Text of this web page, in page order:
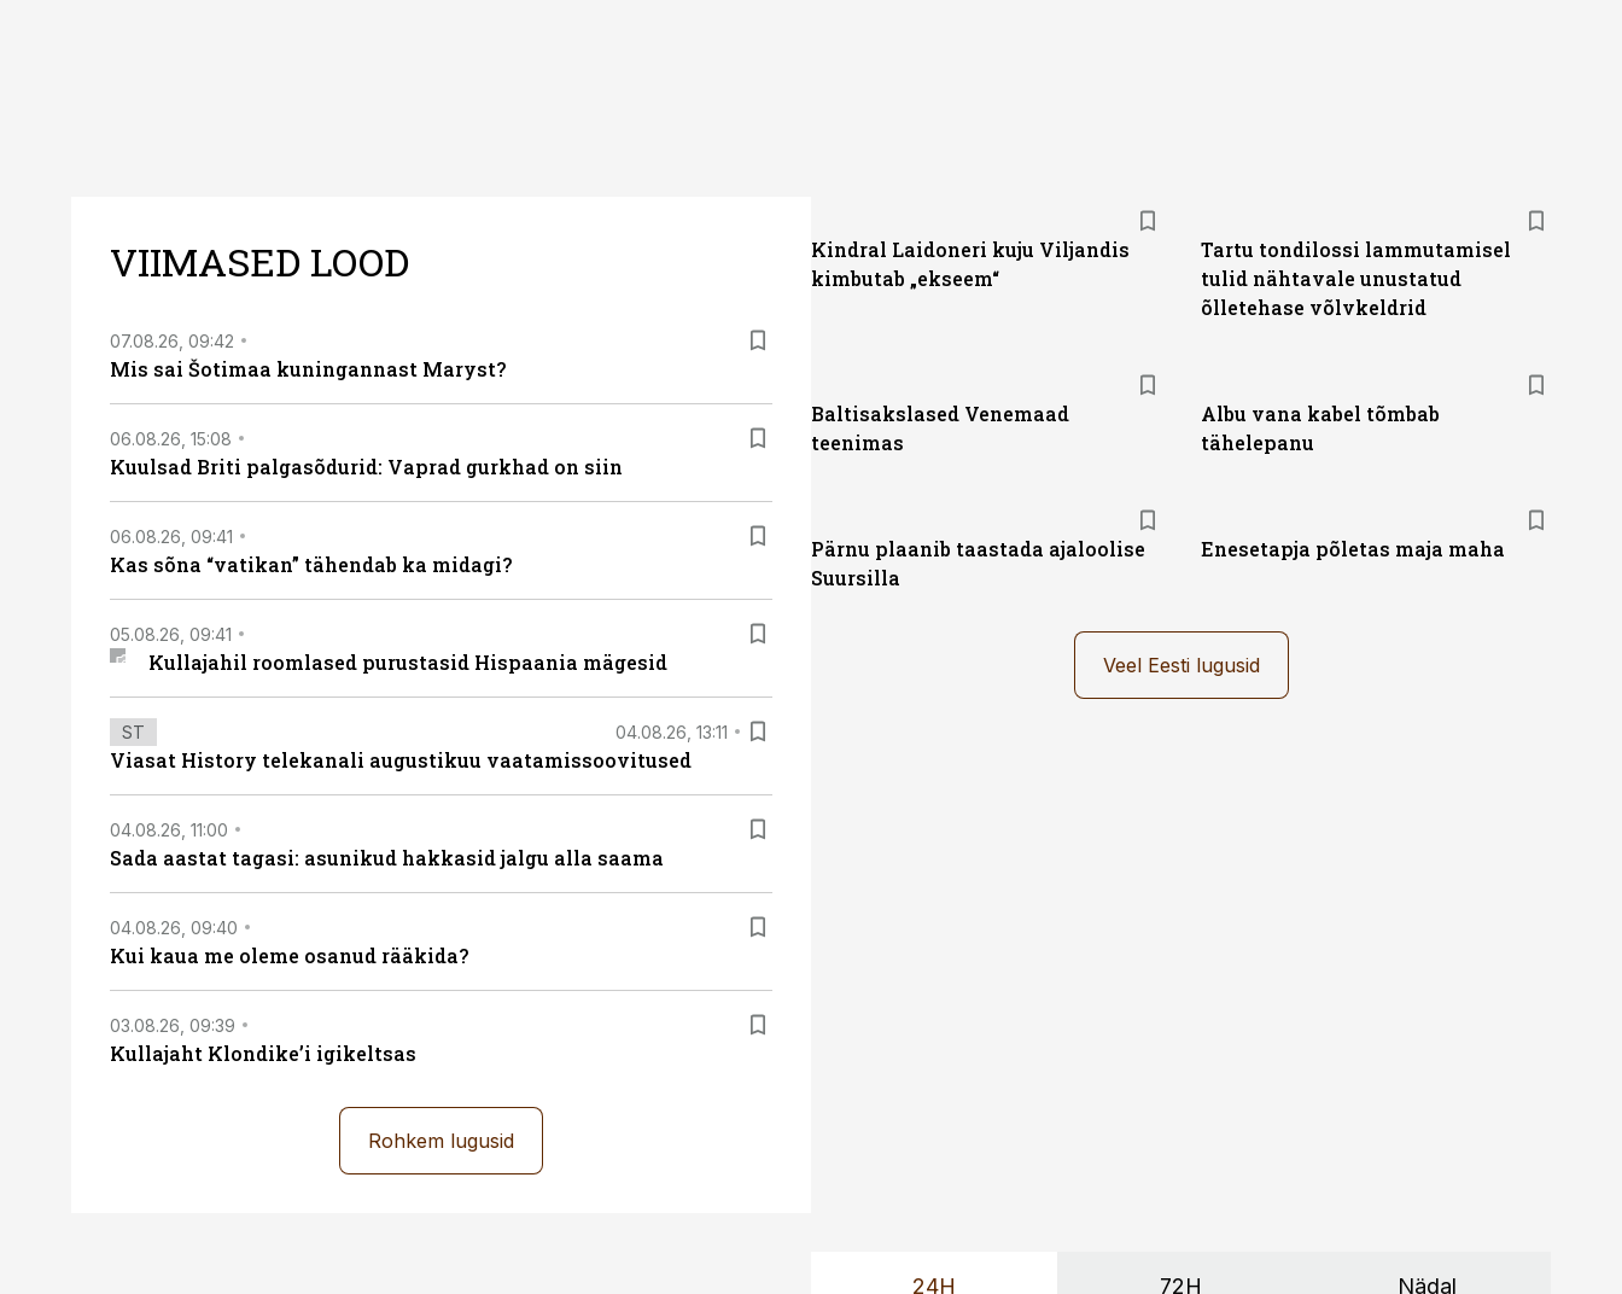
VIIMASED LOOD
07.08.26, 09:42
Mis sai Šotimaa kuningannast Maryst?
06.08.26, 15:08
Kuulsad Briti palgasõdurid: Vaprad gurkhad on siin
06.08.26, 09:41
Kas sõna “vatikan” tähendab ka midagi?
05.08.26, 09:41
Kullajahil roomlased purustasid Hispaania mägesid
ST 04.08.26, 13:11
Viasat History telekanali augustikuu vaatamissoovitused
04.08.26, 11:00
Sada aastat tagasi: asunikud hakkasid jalgu alla saama
04.08.26, 09:40
Kui kaua me oleme osanud rääkida?
03.08.26, 09:39
Kullajaht Klondike’i igikeltsas
Rohkem lugusid
Kindral Laidoneri kuju Viljandis
kimbutab „ekseem“
Tartu tondilossi lammutamisel
tulid nähtavale unustatud
õlletehase võlvkeldrid
Baltisakslased Venemaad
teenimas
Albu vana kabel tõmbab
tähelepanu
Pärnu plaanib taastada ajaloolise
Suursilla
Enesetapja põletas maja maha
Veel Eesti lugusid
24H 72H Nädal